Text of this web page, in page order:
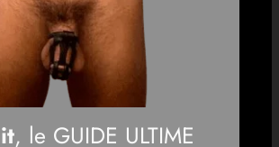
, le GUIDE ULTIME